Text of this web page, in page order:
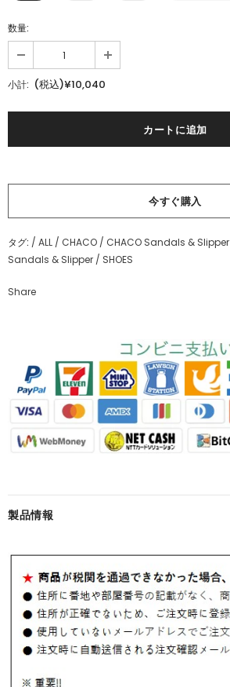
数量:
小計: (税込)¥10,040
今すぐ購入
タグ: / ALL / CHACO / CHACO Sandals & Slipper
Sandals & Slipper / SHOES
Share
製品情報